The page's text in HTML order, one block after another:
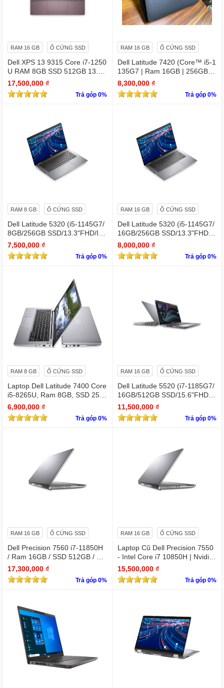
RAM 16 GB Ổ CỨNG SSD
Dell XPS 13 9315 Core i7-1250
U RAM 8GB SSD 512GB 13.4"
4K Touchscreen
17,500,000 ₫
Trả góp 0%
RAM 16 GB Ổ CỨNG SSD
Dell Latitude 7420 (Core™ i5-1
135G7 | Ram 16GB | 256GB S
SD | 14.0inch FHD)
8,300,000 ₫
Trả góp 0%
RAM 8 GB Ổ CỨNG SSD
Dell Latitude 5320 (i5-1145G7/
8GB/256GB SSD/13.3"FHD/Iris
Xe Graphics/Win11Pro)
7,500,000 ₫
Trả góp 0%
RAM 16 GB Ổ CỨNG SSD
Dell Latitude 5320 (i5-1145G7/
16GB/256GB SSD/13.3"FHD/Iri
s Xe Graphics/Win11Pro)
8,000,000 ₫
Trả góp 0%
RAM 8 GB Ổ CỨNG SSD
Laptop Dell Latitude 7400 Core
i5-8265U, Ram 8GB, SSD 256
GB, 14 Inch FHD silver
6,900,000 ₫
Trả góp 0%
RAM 16 GB Ổ CỨNG SSD
Dell Latitude 5520 (i7-1185G7/
16GB/512GB SSD/15.6"FHD/Iri
s Xe Graphics/Win11Pro)
11,500,000 ₫
Trả góp 0%
RAM 16 GB Ổ CỨNG SSD
Dell Precision 7560 i7-11850H
/ Ram 16GB / SSD 512GB / Mà
n 15.6″ IPS FullHD 1920×1080
/ VGA Quadro T1200 4GB GD
DR6
17,300,000 ₫
Trả góp 0%
RAM 16 GB Ổ CỨNG SSD
Laptop Cũ Dell Precision 7550
- Intel Core i7 10850H | Nvidia
Quadro T2000
15,500,000 ₫
Trả góp 0%